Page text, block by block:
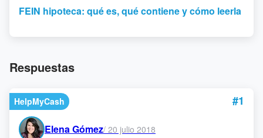
FEIN hipoteca: qué es, qué contiene y cómo leerla
Respuestas
HelpMyCash #1
Elena Gómez/ 20 julio 2018